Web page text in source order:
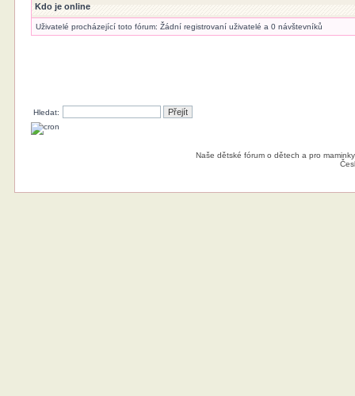
Kdo je online
Uživatelé procházející toto fórum: Žádní registrovaní uživatelé a 0 návštevníků
Hledat:
Naše dětské fórum o dětech a pro